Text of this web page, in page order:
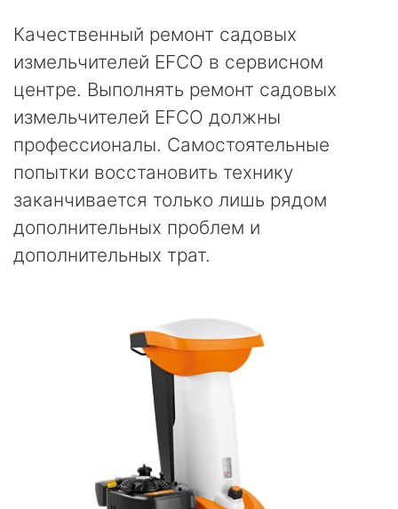
Качественный ремонт садовых
измельчителей EFCO в сервисном
центре. Выполнять ремонт садовых
измельчителей EFCO должны
профессионалы. Самостоятельные
попытки восстановить технику
заканчивается только лишь рядом
дополнительных проблем и
дополнительных трат.